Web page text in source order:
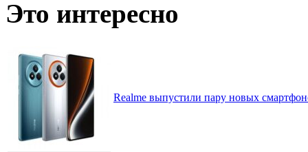
месяцам
Это интересно
Realme выпустили пару новых